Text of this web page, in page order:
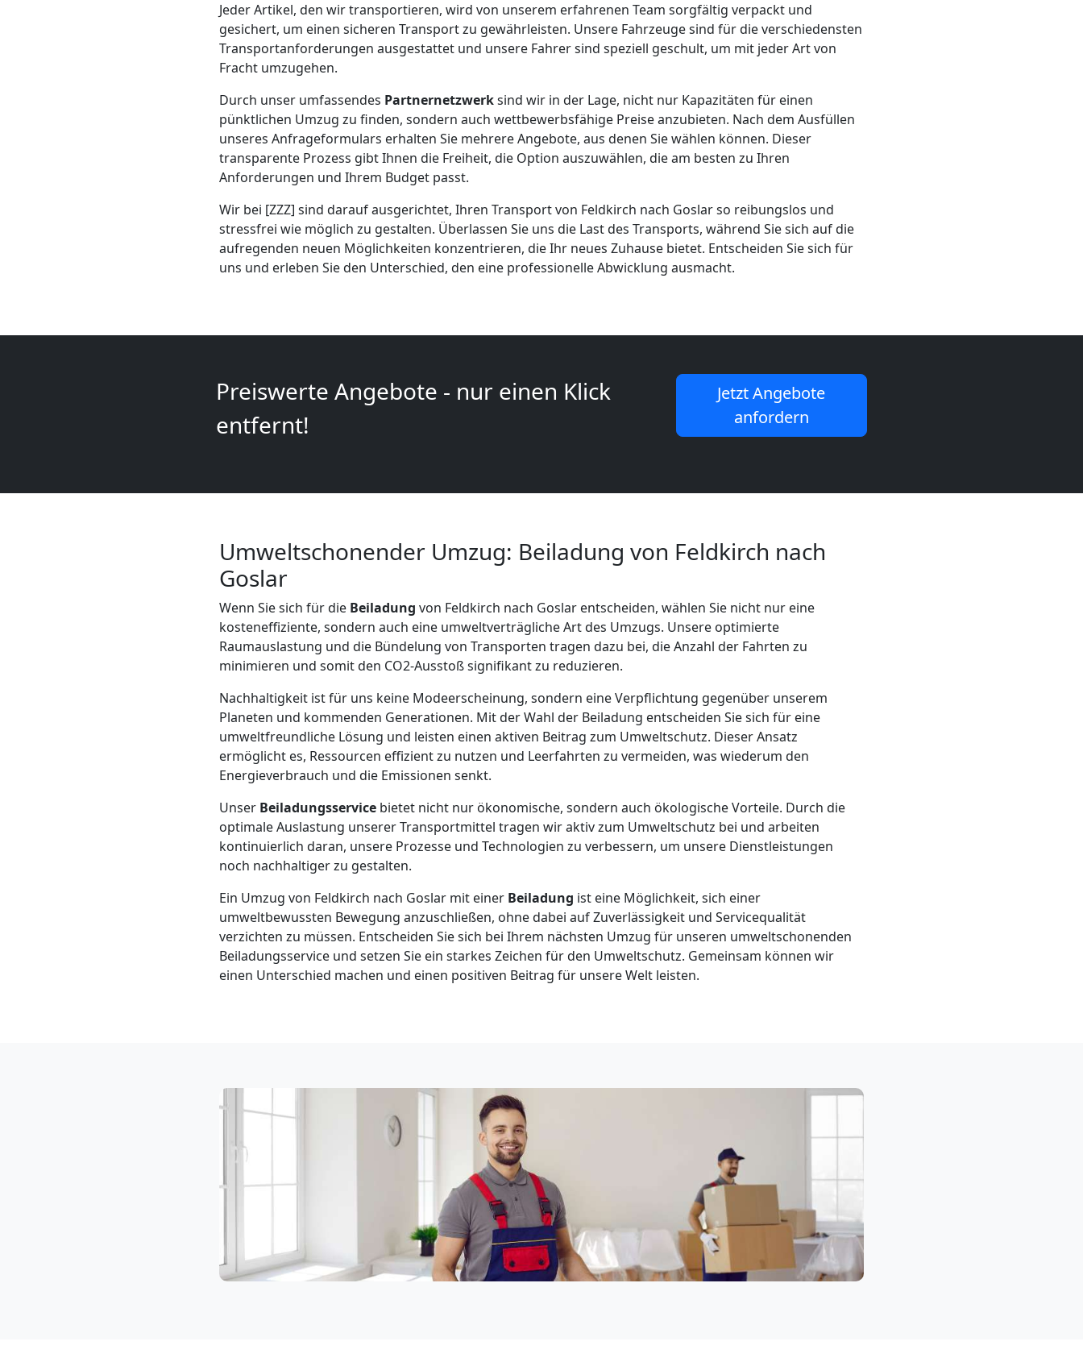
Jeder Artikel, den wir transportieren, wird von unserem erfahrenen Team sorgfältig verpackt und
gesichert, um einen sicheren Transport zu gewährleisten. Unsere Fahrzeuge sind für die verschiedensten
Transportanforderungen ausgestattet und unsere Fahrer sind speziell geschult, um mit jeder Art von
Fracht umzugehen.
Durch unser umfassendes Partnernetzwerksind wir in der Lage, nicht nur Kapazitäten für einen
pünktlichen Umzug zu finden, sondern auch wettbewerbsfähige Preise anzubieten. Nach dem Ausfüllen
unseres Anfrageformulars erhalten Sie mehrere Angebote, aus denen Sie wählen können. Dieser
transparente Prozess gibt Ihnen die Freiheit, die Option auszuwählen, die am besten zu Ihren
Anforderungen und Ihrem Budget passt.
Wir bei [ZZZ] sind darauf ausgerichtet, Ihren Transport von Feldkirch nach Goslar so reibungslos und
stressfrei wie möglich zu gestalten. Überlassen Sie uns die Last des Transports, während Sie sich auf die
aufregenden neuen Möglichkeiten konzentrieren, die Ihr neues Zuhause bietet. Entscheiden Sie sich für
uns und erleben Sie den Unterschied, den eine professionelle Abwicklung ausmacht.
Preiswerte Angebote - nur einen Klick
entfernt!
Jetzt Angebote
anfordern
Umweltschonender Umzug: Beiladung von Feldkirch nach
Goslar
Wenn Sie sich für die Beiladung von Feldkirch nach Goslar entscheiden, wählen Sie nicht nur eine
kosteneffiziente, sondern auch eine umweltverträgliche Art des Umzugs. Unsere optimierte
Raumauslastung und die Bündelung von Transporten tragen dazu bei, die Anzahl der Fahrten zu
minimieren und somit den CO2-Ausstoß signifikant zu reduzieren.
Nachhaltigkeit ist für uns keine Modeerscheinung, sondern eine Verpflichtung gegenüber unserem
Planeten und kommenden Generationen. Mit der Wahl der Beiladung entscheiden Sie sich für eine
umweltfreundliche Lösung und leisten einen aktiven Beitrag zum Umweltschutz. Dieser Ansatz
ermöglicht es, Ressourcen effizient zu nutzen und Leerfahrten zu vermeiden, was wiederum den
Energieverbrauch und die Emissionen senkt.
Unser Beiladungsservice bietet nicht nur ökonomische, sondern auch ökologische Vorteile. Durch die
optimale Auslastung unserer Transportmittel tragen wir aktiv zum Umweltschutz bei und arbeiten
kontinuierlich daran, unsere Prozesse und Technologien zu verbessern, um unsere Dienstleistungen
noch nachhaltiger zu gestalten.
Ein Umzug von Feldkirch nach Goslar mit einer Beiladung ist eine Möglichkeit, sich einer
umweltbewussten Bewegung anzuschließen, ohne dabei auf Zuverlässigkeit und Servicequalität
verzichten zu müssen. Entscheiden Sie sich bei Ihrem nächsten Umzug für unseren umweltschonenden
Beiladungsservice und setzen Sie ein starkes Zeichen für den Umweltschutz. Gemeinsam können wir
einen Unterschied machen und einen positiven Beitrag für unsere Welt leisten.
LKW
Feldkirch